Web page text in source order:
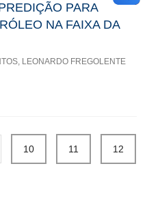
PARA
NA FAIXA DA
LEONARDO FREGOLENTE
10 11 12